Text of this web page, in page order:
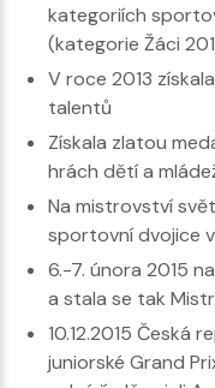
kategoriích
(kategorie Žáci
V roce 2013
talentů
Získala zlatou
hrách dětí a
Na mistrovství
sportovní dvojice
6.-7. února 2015
a stala se tak
10.12.2015 Česká
juniorské Grand